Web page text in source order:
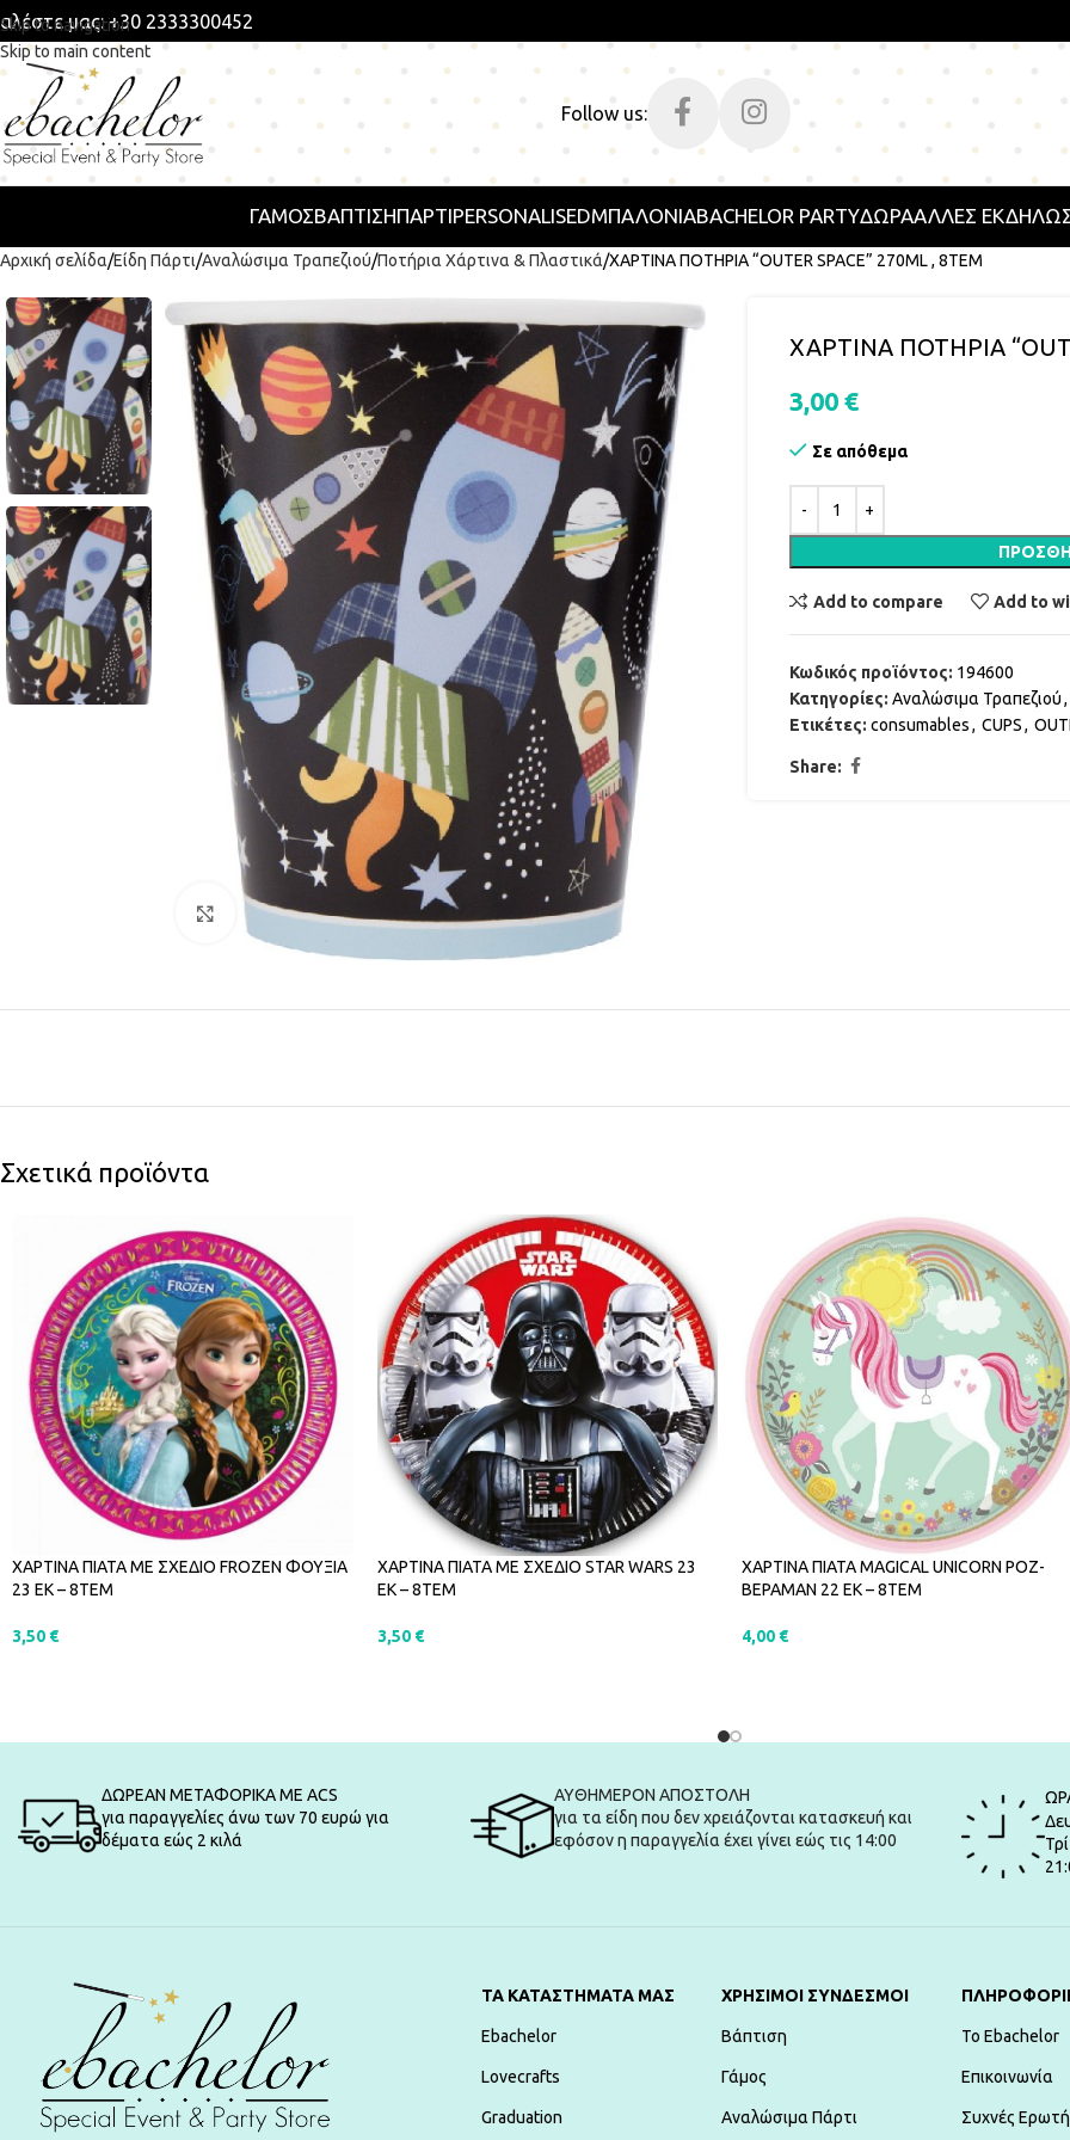
Skip to navigation
Skip to main content
μας: +30 2333300452
Follow us:
ΓΑΜΟΣΒΑΠΤΙΣΗΠΆΡΤΙPERSONALISEDΜΠΑΛΟΝΙΑBACHELOR PARTYΔΩΡΑΑΛΛΕΣ
Αρχική σελίδα Είδη Πάρτι Αναλώσιμα Τραπεζιού Ποτήρια Χάρτινα & Πλαστικά ΧΑΡΤΙΝΑ ΠΟΤΗΡΙΑ “OUTER SPACE” 270ML , 8ΤΕΜ
Click to enlarge
ΧΑΡΤΙΝΑ ΠΟΤΗΡΙΑ
3,00 €
Σε απόθεμα
Add to compare Add to
Κωδικός προϊόντος: 194600
Κατηγορίες: Αναλώσιμα Τραπεζιού,
Ετικέτες: consumables, CUPS,
Share:
Σχετικά προϊόντα
ΧΑΡΤΙΝΑ ΠΙΑΤΑ ΜΕ ΣΧΕΔΙΟ FROZEN ΦΟΥΞΙΑ
23 ΕΚ – 8ΤΕΜ
3,50 €
ΧΑΡΤΙΝΑ ΠΙΑΤΑ ΜΕ ΣΧΕΔΙΟ STAR WARS 23
ΕΚ – 8ΤΕΜ
3,50 €
ΧΑΡΤΙΝΑ ΠΙΑΤΑ MAGICAL UNICORN ΡΟΖ-
ΒΕΡΑΜΑΝ 22 ΕΚ – 8ΤΕΜ
4,00 €
ΔΩΡΕΑΝ ΜΕΤΑΦΟΡΙΚΑ ΜΕ ACS
για παραγγελίες άνω των 70 ευρώ για
δέματα εώς 2 κιλά
ΑΥΘΗΜΕΡΟΝ ΑΠΟΣΤΟΛΗ
για τα είδη που δεν χρειάζονται κατασκευή και
εφόσον η παραγγελία έχει γίνει εώς τις 14:00
ΤΑ ΚΑΤΑΣΤΗΜΑΤΑ ΜΑΣ
Ebachelor
Lovecrafts
Graduation
ΧΡΗΣΙΜΟΙ ΣΥΝΔΕΣΜΟΙ
Βάπτιση
Γάμος
Αναλώσιμα Πάρτι
To Ebachelor
Επικοινωνία
Συχνές